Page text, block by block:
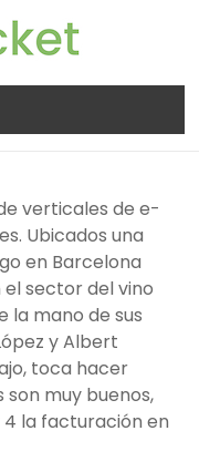
verticales de e-
Ubicados una
en Barcelona
sector del vino
la mano de sus
y Albert
toca hacer
son muy buenos,
la facturación en